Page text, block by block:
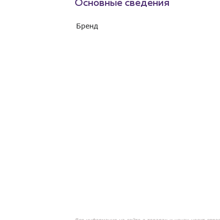
Основные сведения
Бренд